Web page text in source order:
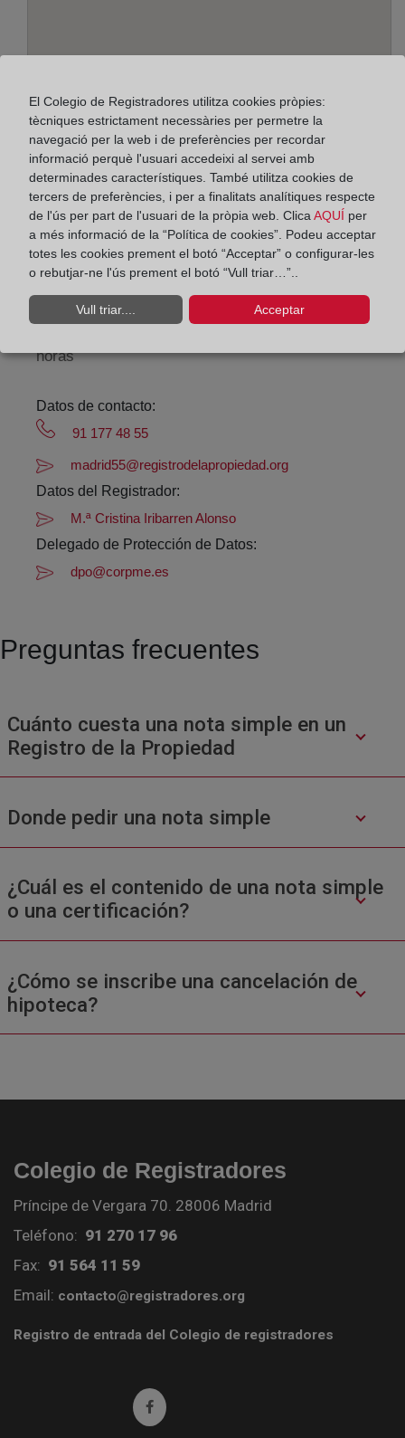
Adreça:
Alcalá, 540 - Edif. A - planta baja, 28027
Horario:
Agosto: De lunes a viernes de 09:00 a 14:00 horas
horas
Datos de contacto:
91 177 48 55
madrid55@registrodelapropiedad.org
Datos del Registrador:
M.ª Cristina Iribarren Alonso
Delegado de Protección de Datos:
dpo@corpme.es
Preguntas frecuentes
Cuánto cuesta una nota simple en un
Registro de la Propiedad
Donde pedir una nota simple
¿Cuál es el contenido de una nota simple
o una certificación?
¿Cómo se inscribe una cancelación de
hipoteca?
Colegio de Registradores
Príncipe de Vergara 70. 28006 Madrid
Teléfono: 91 270 17 96
Fax: 91 564 11 59
Email: contacto@registradores.org
Registro de entrada del Colegio de registradores
Ir a facebook (abre en ventana nueva)
El Colegio de Registradores utilitza cookies pròpies:
tècniques estrictament necessàries per permetre la
navegació per la web i de preferències per recordar
informació perquè l'usuari accedeixi al servei amb
determinades característiques. També utilitza cookies de
tercers de preferències, i per a finalitats analítiques respecte
de l'ús per part de l'usuari de la pròpia web. ClicaAQUÍ per
a més informació de la “Política de cookies”. Podeu acceptar
totes les cookies prement el botó “Acceptar” o configurar-les
o rebutjar-ne l'ús prement el botó “Vull triar…”..
Vull triar.... Acceptar